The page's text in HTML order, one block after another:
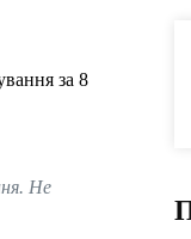
за 8
Не